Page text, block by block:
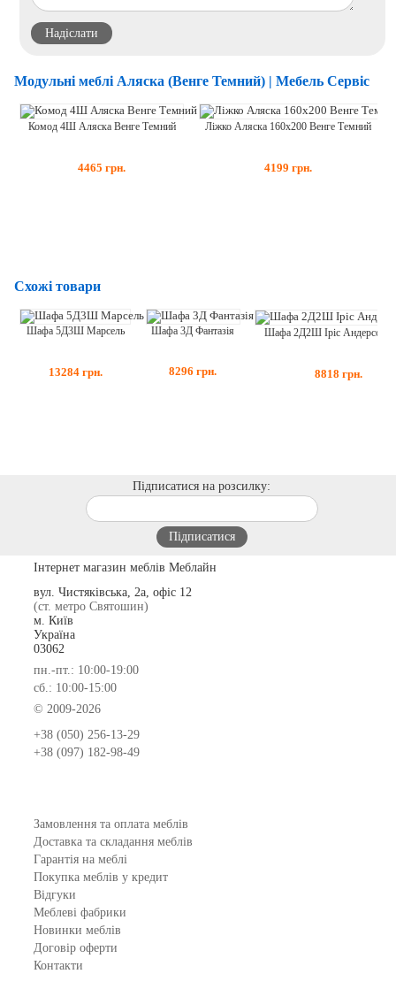
Модульні меблі Аляска (Венге Темний) | Мебель Сервіс
Комод 4Ш Аляска Венге Темний
4465 грн.
Ліжко Аляска 160х200 Венге Темний
4199 грн.
Схожі товари
Шафа 5Д3Ш Марсель
13284 грн.
Шафа 3Д Фантазія
8296 грн.
Шафа 2Д2Ш Іріс Андерсон
8818 грн.
Підписатися на розсилку:
Інтернет магазин меблів Меблайн
вул. Чистяківська, 2а, офіс 12
(ст. метро Святошин)
м. Київ
Україна
03062
пн.-пт.: 10:00-19:00
сб.: 10:00-15:00
© 2009-2026
+38 (050) 256-13-29
+38 (097) 182-98-49
Замовлення та оплата меблів
Доставка та складання меблів
Гарантія на меблі
Покупка меблів у кредит
Відгуки
Меблеві фабрики
Новинки меблів
Договір оферти
Контакти